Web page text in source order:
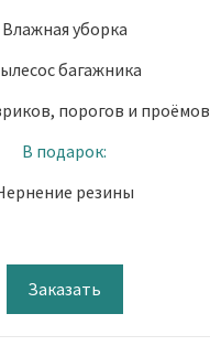
Влажная уборка
багажника
порогов и проёмов
В подарок:
резины
Заказать